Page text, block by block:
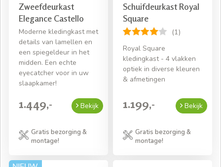
Zweefdeurkast
Elegance Castello
Moderne kledingkast met
details van lamellen en
een spiegeldeur in het
midden. Een echte
eyecatcher voor in uw
slaapkamer!
1.449,- Bekijk
Gratis bezorging &
montage!
Schuifdeurkast Royal
Square
(1)
Royal Square
kledingkast - 4 vlakken
optiek in diverse kleuren
& afmetingen
1.199,- Bekijk
Gratis bezorging &
montage!